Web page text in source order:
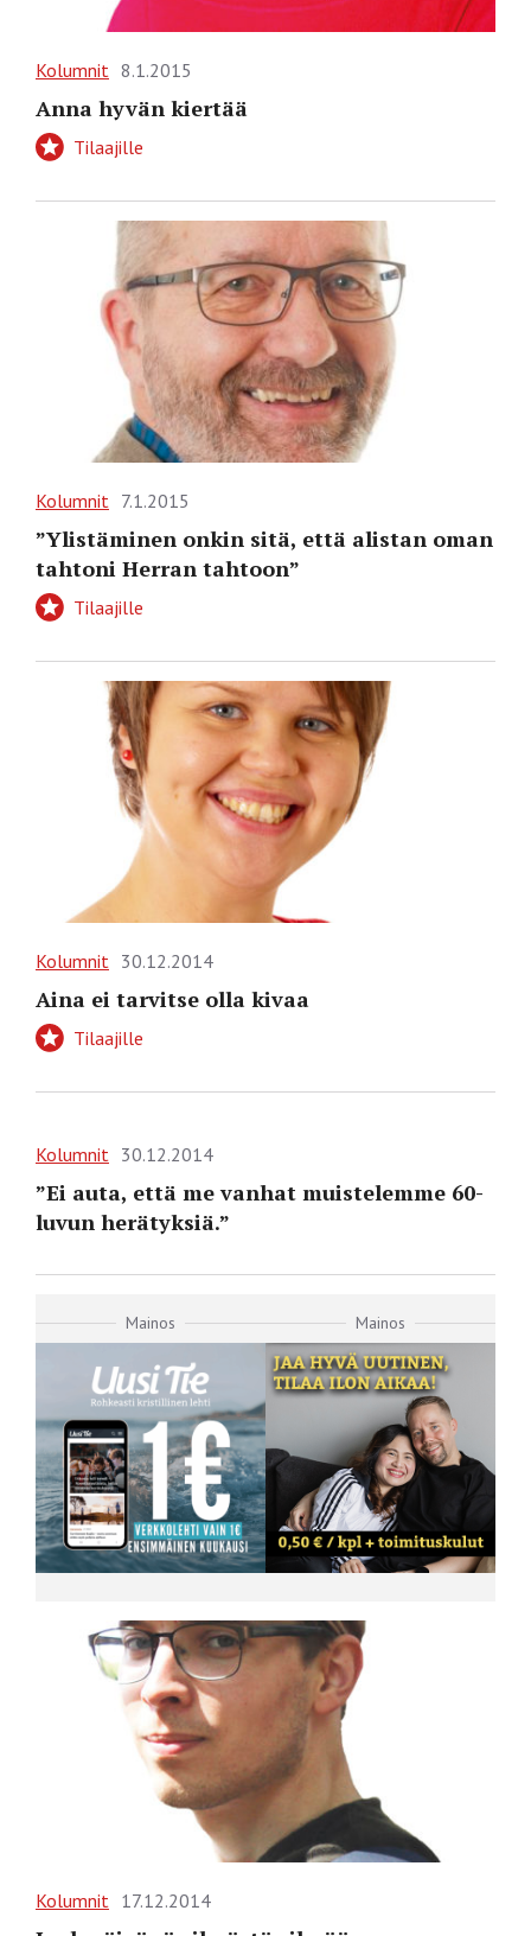
Kolumnit 8.1.2015
Anna hyvän kiertää
Tilaajille
Kolumnit 7.1.2015
”Ylistäminen onkin sitä, että alistan oman
tahtoni Herran tahtoon”
Tilaajille
Kolumnit 30.12.2014
Aina ei tarvitse olla kivaa
Tilaajille
Kolumnit 30.12.2014
”Ei auta, että me vanhat muistelemme 60-
luvun herätyksiä.”
Mainos Mainos
Kolumnit 17.12.2014